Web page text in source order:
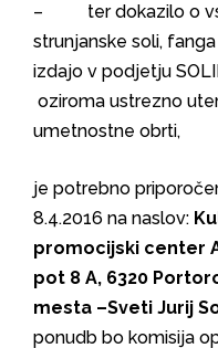
– ter dokazilo o
strunjanske soli,
izdajo v podjetju
oziroma ustrezno
umetnostne obrti,
je potrebno
8.4.2016 na naslov:
promocijski center
pot 8 A, 6320
mesta –Sveti Jurij
ponudb bo komisija